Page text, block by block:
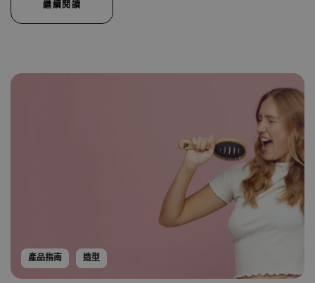
繼續閱讀
產品指南 造型